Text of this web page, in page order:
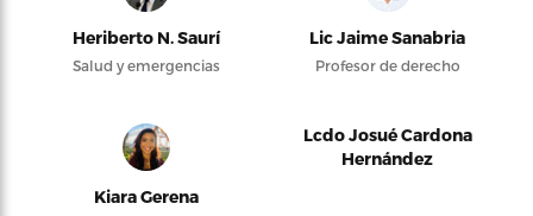
Heriberto N. Saurí
Salud y emergencias
Lic Jaime Sanabria
Profesor de derecho
Kiara Gerena
Lcdo Josué Cardona
Hernández